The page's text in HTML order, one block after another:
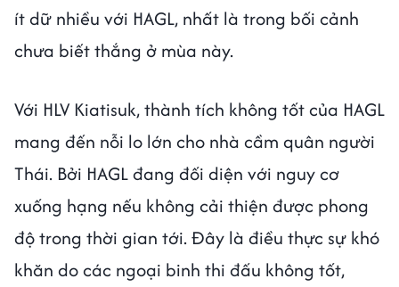
ít dữ nhiều với HAGL, nhất là trong bối cảnh
chưa biết thắng ở mùa này.
Với HLV Kiatisuk, thành tích không tốt của HAGL
mang đến nỗi lo lớn cho nhà cầm quân người
Thái. Bởi HAGL đang đối diện với nguy cơ
xuống hạng nếu không cải thiện được phong
độ trong thời gian tới. Đây là điều thực sự khó
khăn do các ngoại binh thi đấu không tốt,